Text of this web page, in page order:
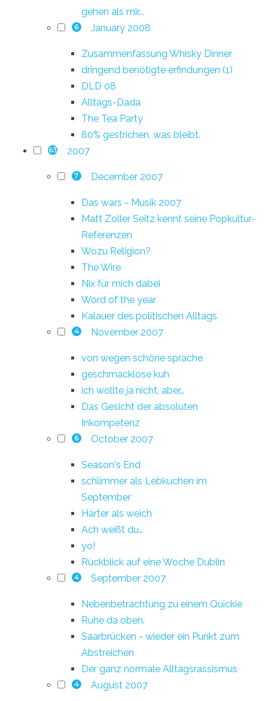
gehen als mir...
6 January 2008
Zusammenfassung Whisky Dinner
dringend benötigte erfindungen (1)
DLD 08
Alltags-Dada
The Tea Party
80% gestrichen. was bleibt.
63 2007
7 December 2007
Das wars - Musik 2007
Matt Zoller Seitz kennt seine Popkultur-
Referenzen
Wozu Religion?
The Wire
Nix für mich dabei
Word of the year
Kalauer des politischen Alltags
4 November 2007
von wegen schöne sprache
geschmacklose kuh
ich wollte ja nicht, aber…
Das Gesicht der absoluten
Inkompetenz
6 October 2007
Season's End
schlimmer als Lebkuchen im
September
Härter als weich
Ach weißt du…
yo!
Rückblick auf eine Woche Dublin
4 September 2007
Nebenbetrachtung zu einem Quickie
Ruhe da oben.
Saarbrücken - wieder ein Punkt zum
Abstreichen
Der ganz normale Alltagsrassismus
4 August 2007